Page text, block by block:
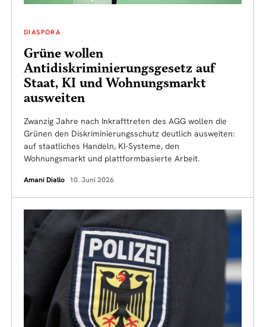
DIASPORA
Grüne wollen
Antidiskriminierungsgesetz auf
Staat, KI und Wohnungsmarkt
ausweiten
Zwanzig Jahre nach Inkrafttreten des AGG wollen die
Grünen den Diskriminierungsschutz deutlich ausweiten:
auf staatliches Handeln, KI-Systeme, den
Wohnungsmarkt und plattformbasierte Arbeit.
Amani Diallo 10. Juni 2026